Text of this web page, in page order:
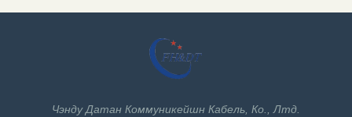
Кабель ethernet Cat7A
Коаксиальный кабель
1-5/8 Коаксиальный кабель
Чэнду Датан Коммуникейшн Кабель, Ко., Лтд.